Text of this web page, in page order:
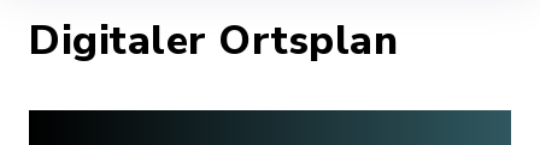
Digitaler Ortsplan